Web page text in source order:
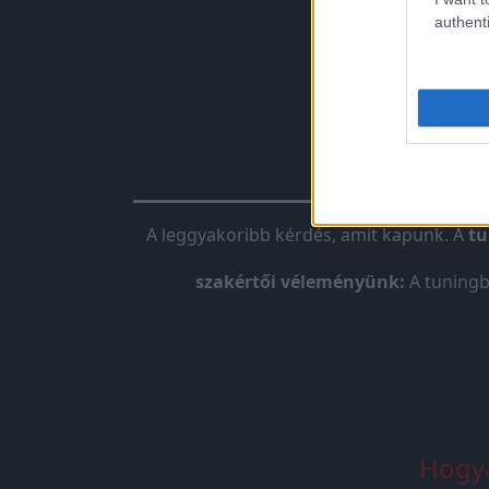
A leggyakoribb kérdés, amit kapunk. A
szakértői véleményünk: A